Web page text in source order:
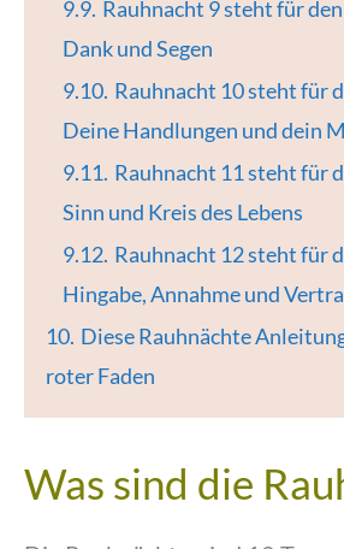
9.9. Rauhnacht 9 steht für
Dank und Segen
9.10. Rauhnacht 10 steht für
Deine Handlungen und dein
9.11. Rauhnacht 11 steht für
Sinn und Kreis des Lebens
9.12. Rauhnacht 12 steht für
Hingabe, Annahme und
10. Diese Rauhnächte
roter Faden
Was sind die